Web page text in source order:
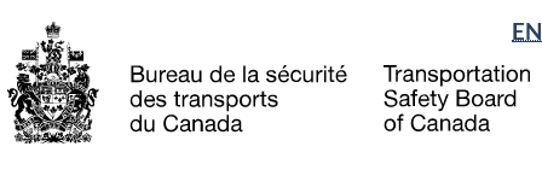
to
main
to
"About
government"
à
la
Sélection
de
la
langue
EN